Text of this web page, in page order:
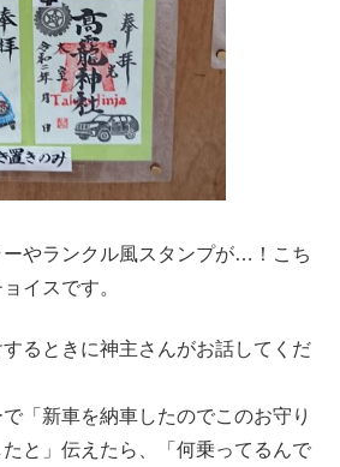
ーやランクル風スタンプが…！こち
イスです。
るときに神主さんがお話してくだ
「新車を納車したのでこのお守り
と」伝えたら、「何乗ってるんで